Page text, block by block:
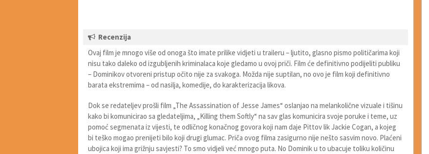
Recenzija
Ovaj film je mnogo više od onoga što imate prilike vidjeti u traileru – ljutito, glasno pismo političarima koji
nisu tako daleko od izgubljenih kriminalaca koje gledamo u ovoj priči. Film će definitivno podijeliti publiku
– Dominikov otvoreni pristup očito nije za svakoga. Možda nije suptilan, no ovo je film koji definitivno
barata ekstremima – od nasilja, komedije, do karakterizacija likova.
Dok se redateljev prošli film „The Assassination of Jesse James“ oslanjao na melankolične vizuale i tišinu
kako bi komunicirao sa gledateljima, „Killing them Softly“ na sav glas komunicira svoje poruke i teme, uz
pomoć segmenata iz vijesti, te odličnog konačnog govora koji nam daje Pittov lik Jackie Cogan, a kojeg
bi teško mogao prenijeti bilo koji drugi glumac. Priča ovog filma zasigurno nije nešto sasvim novo. Plaćeni
ubojica koji ima grižnju savjesti? To smo vidjeli već mnogo puta. No Dominik u to ubacuje toliku količinu